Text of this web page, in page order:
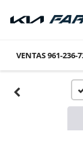
VENTAS961-236-